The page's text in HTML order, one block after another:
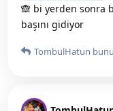
🙈 bi yerden sonra
başını gidiyor
TombulHatun